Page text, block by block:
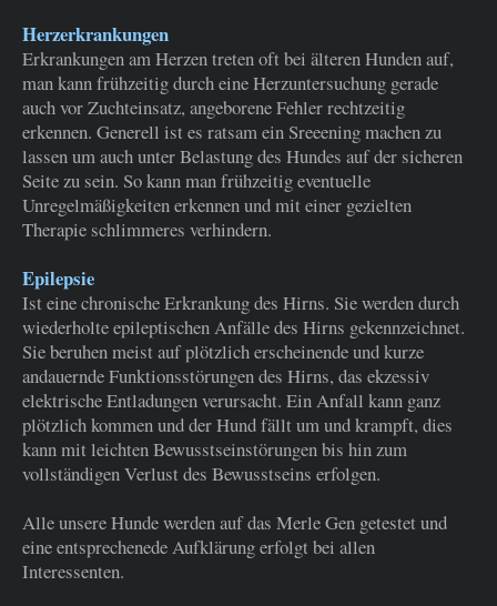
Herzerkrankungen
Erkrankungen am Herzen treten oft bei älteren Hunden auf,
man kann frühzeitig durch eine Herzuntersuchung gerade
auch vor Zuchteinsatz, angeborene Fehler rechtzeitig
erkennen. Generell ist es ratsam ein Sreeening machen zu
lassen um auch unter Belastung des Hundes auf der sicheren
Seite zu sein. So kann man frühzeitig eventuelle
Unregelmäßigkeiten erkennen und mit einer gezielten
Therapie schlimmeres verhindern.
Epilepsie
Ist eine chronische Erkrankung des Hirns. Sie werden durch
wiederholte epileptischen Anfälle des Hirns gekennzeichnet.
Sie beruhen meist auf plötzlich erscheinende und kurze
andauernde Funktionsstörungen des Hirns, das ekzessiv
elektrische Entladungen verursacht. Ein Anfall kann ganz
plötzlich kommen und der Hund fällt um und krampft, dies
kann mit leichten Bewusstseinstörungen bis hin zum
vollständigen Verlust des Bewusstseins erfolgen.
Alle unsere Hunde werden auf das Merle Gen getestet und
eine entsprechenede Aufklärung erfolgt bei allen
Interessenten.